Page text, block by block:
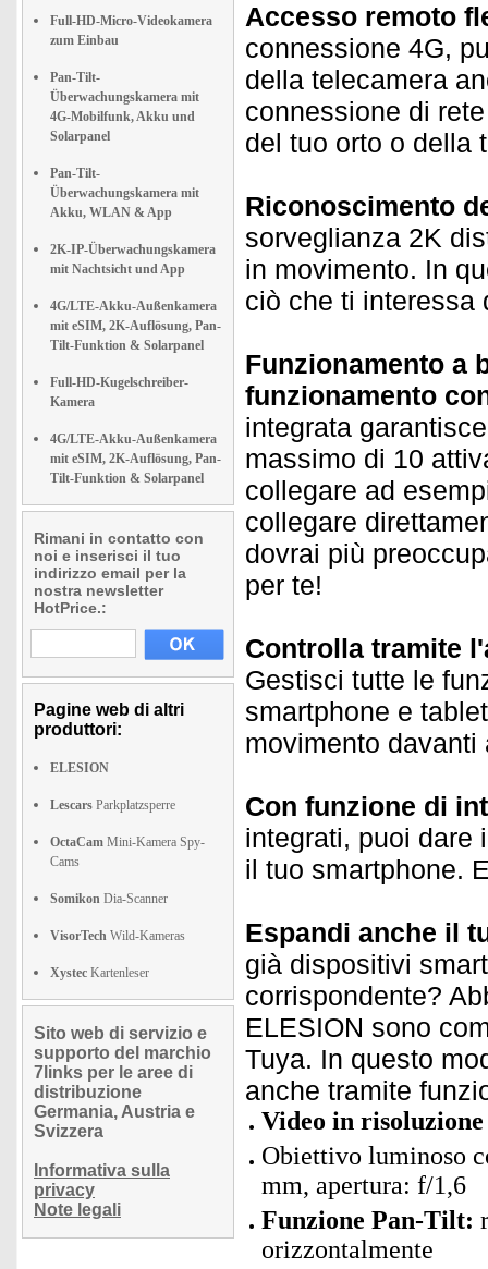
Full-HD-Micro-Videokamera
zum Einbau
Pan-Tilt-
Überwachungskamera mit
4G-Mobilfunk, Akku und
Solarpanel
Pan-Tilt-
Überwachungskamera mit
Akku, WLAN & App
2K-IP-Überwachungskamera
mit Nachtsicht und App
4G/LTE-Akku-Außenkamera
mit eSIM, 2K-Auflösung, Pan-
Tilt-Funktion & Solarpanel
Full-HD-Kugelschreiber-
Kamera
4G/LTE-Akku-Außenkamera
mit eSIM, 2K-Auflösung, Pan-
Tilt-Funktion & Solarpanel
Rimani in contatto con
noi e inserisci il tuo
indirizzo email per la
nostra newsletter
HotPrice.:
Pagine web di altri
produttori:
ELESION
Lescars Parkplatzsperre
OctaCam Mini-Kamera Spy-
Cams
Somikon Dia-Scanner
VisorTech Wild-Kameras
Xystec Kartenleser
Sito web di servizio e
supporto del marchio
7links per le aree di
distribuzione
Germania, Austria e
Svizzera
Informativa sulla
privacy
Note legali
Accesso remoto
connessione 4G,
della telecamera
connessione di
del tuo orto o della
Riconoscimento
sorveglianza 2K
in movimento. In
ciò che ti interessa
Funzionamento a
funzionamento
integrata
massimo di 10
collegare ad
collegare
dovrai più
per te!
Controlla tramite
Gestisci tutte le
smartphone e
movimento davanti
Con funzione di
integrati, puoi dare
il tuo smartphone.
Espandi anche il
già dispositivi
corrispondente?
ELESION sono
Tuya. In questo
anche tramite
Video in
Obiettivo luminoso
mm, apertura: f/1,6
Funzione Pan-Tilt:
orizzontalmente